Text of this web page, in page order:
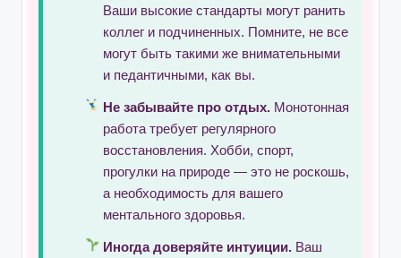
Ваши высокие стандарты могут ранить
коллег и подчиненных. Помните, не все
могут быть такими же внимательными
и педантичными, как вы.
Не забывайте про отдых. Монотонная
работа требует регулярного
восстановления. Хобби, спорт,
прогулки на природе — это не роскошь,
а необходимость для вашего
ментального здоровья.
Иногда доверяйте интуиции. Ваш